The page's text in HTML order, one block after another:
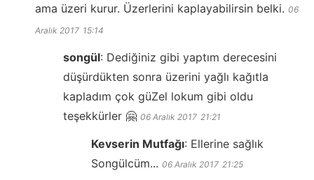
ama üzeri kurur. Üzerlerini kaplayabilirsin belki. 06
Aralık 2017 15:14
songül: Dediğiniz gibi yaptım derecesini
düşürdükten sonra üzerini yağlı kağıtla
kapladım çok güZel lokum gibi oldu
teşekkürler 🤗 06 Aralık 2017 21:21
Kevserin Mutfağı: Ellerine sağlık
Songülcüm... 06 Aralık 2017 21:25